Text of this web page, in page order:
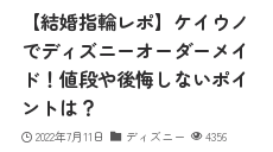
【結婚指輪レポ】ケイウノ
でディズニーオーダーメイ
ド！値段や後悔しないポイ
ントは？
2022年7月11日 ディズニー 4356